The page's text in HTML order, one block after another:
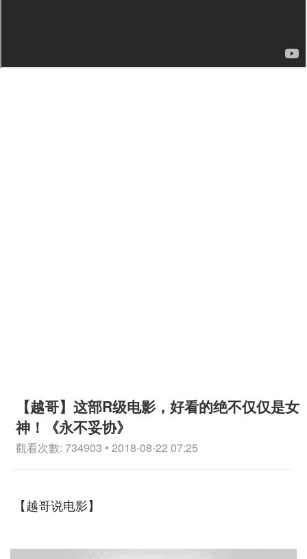
【越哥】这部R级电影，好看的绝不仅仅是女
神！《永不妥协》
觀看次數: 734903 • 2018-08-22 07:25
【越哥说电影】